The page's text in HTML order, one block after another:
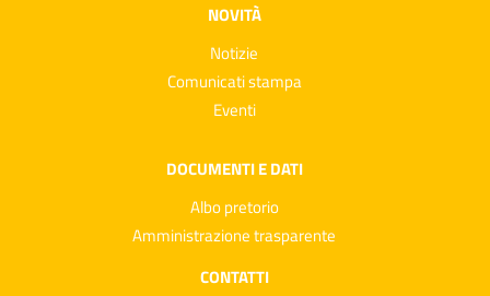
NOVITÀ
Notizie
Comunicati stampa
Eventi
DOCUMENTI E DATI
Albo pretorio
Amministrazione trasparente
CONTATTI